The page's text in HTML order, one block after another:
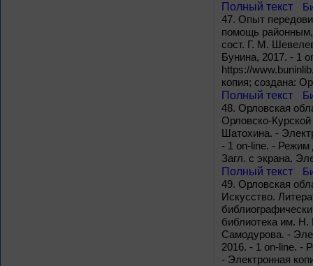
Полный текст
47. Опыт
помощь
сост. Г. М.
Бунина, 2017. - 1
https://
копия; создана:
Полный текст
48. Орловская
Орловско-
Шатохина. -
- 1 on-line. - Режим
Загл. с экрана.
Полный текст
49. Орловская
Искусство.
библиотека им.
Самодурова. -
2016. - 1 on-line. -
- Электронная